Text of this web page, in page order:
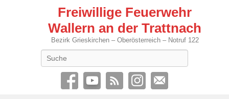
Freiwillige Feuerwehr
Wallern an der Trattnach
Bezirk Grieskirchen – Oberösterreich – Notruf 122